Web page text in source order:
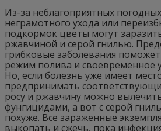
Из-за неблагоприятных
неграмотного ухода или
подкормок цветы могут
ржавчиной и серой гнилью.
грибковые заболевания
режим полива и своевременное
Но, если болезнь уже имеет
предпринимать
росу и ржавчину можно
фунгицидами, а вот с серой
похуже. Все зараженные
выкопать и сжечь, пока